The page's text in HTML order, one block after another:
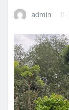
admin